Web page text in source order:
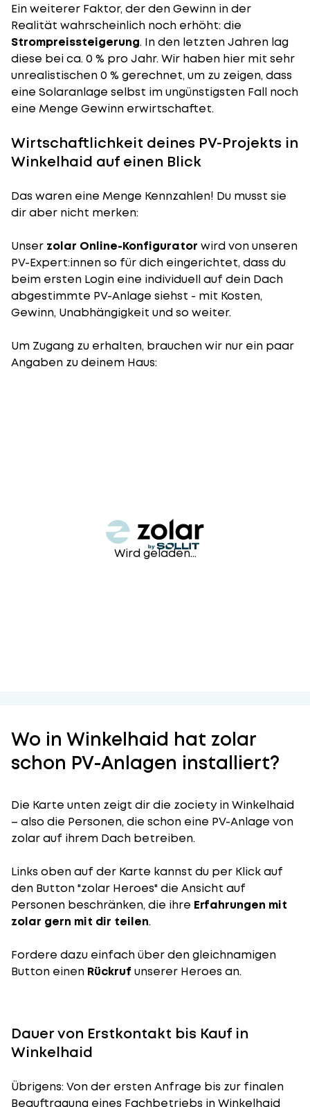
Ein weiterer Faktor, der den Gewinn in der
Realität wahrscheinlich noch erhöht: die
Strompreissteigerung. In den letzten Jahren lag
diese bei ca. 0 % pro Jahr. Wir haben hier mit sehr
unrealistischen 0 % gerechnet, um zu zeigen, dass
eine Solaranlage selbst im ungünstigsten Fall noch
eine Menge Gewinn erwirtschaftet.
Wirtschaftlichkeit deines PV-Projekts in
Winkelhaid auf einen Blick
Das waren eine Menge Kennzahlen! Du musst sie
dir aber nicht merken:
Unser zolar Online-Konfigurator wird von unseren
PV-Expert:innen so für dich eingerichtet, dass du
beim ersten Login eine individuell auf dein Dach
abgestimmte PV-Anlage siehst - mit Kosten,
Gewinn, Unabhängigkeit und so weiter.
Um Zugang zu erhalten, brauchen wir nur ein paar
Angaben zu deinem Haus:
Wird geladen...
Wo in Winkelhaid hat zolar
schon PV-Anlagen installiert?
Die Karte unten zeigt dir die zociety in Winkelhaid
– also die Personen, die schon eine PV-Anlage von
zolar auf ihrem Dach betreiben.
Links oben auf der Karte kannst du per Klick auf
den Button "zolar Heroes" die Ansicht auf
Personen beschränken, die ihre Erfahrungen mit
zolar gern mit dir teilen.
Fordere dazu einfach über den gleichnamigen
Button einen Rückruf unserer Heroes an.
Dauer von Erstkontakt bis Kauf in
Winkelhaid
Übrigens: Von der ersten Anfrage bis zur finalen
Beauftragung eines Fachbetriebs in Winkelhaid